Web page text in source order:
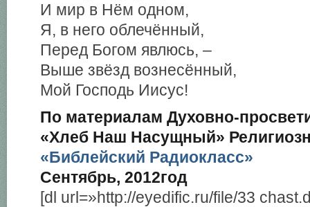
И мир в Нём одном,
Я, в него облечённый,
Перед Богом явлюсь, –
Выше звёзд вознесённый,
Мой Господь Иисус!
По материалам Духовно-
«Хлеб Наш Насущный»
«Библейский Радиокласс»
Сентябрь, 2012год
[dl url=»http://eyedific.ru/file/33